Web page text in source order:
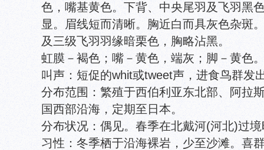
色，嘴基黄色。下背、中央尾羽及飞羽黑
显。眉线短而清晰。胸近白而具灰色杂斑
及三级飞羽羽缘暗栗色，胸略沾黑。
虹膜－褐色；嘴－黄色，端灰；脚－黄色
叫声：短促的whit或tweet声，进食鸟群发
分布范围：繁殖于西伯利亚东北部、阿拉
国西部沿海，定期至日本。
分布状况：偶见。春季在北戴河(河北)过
习性：冬季栖于沿海裸岩，少至沙滩。喜